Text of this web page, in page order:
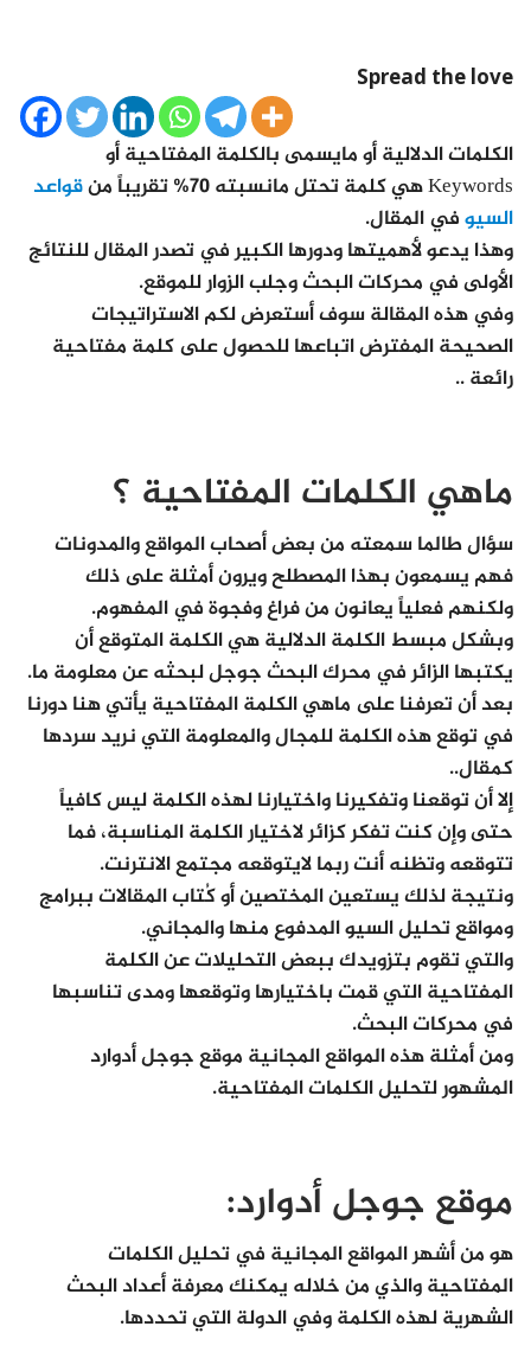
Spread the love
الكلمات الدلالية أو مايسمى بالكلمة المفتاحية أو
Keywords هي كلمة تحتل مانسبته 70% تقريباً من
قواعد
السيوفي المقال.
وهذا يدعو لأهميتها ودورها الكبير في تصدر المقال للنتائج
الأولى في محركات البحث وجلب الزوار للموقع.
وفي هذه المقالة سوف أستعرض لكم الاستراتيجات
الصحيحة المفترض اتباعها للحصول على كلمة مفتاحية
رائعة ..
ماهي الكلمات المفتاحية ؟
سؤال طالما سمعته من بعض أصحاب المواقع والمدونات
فهم يسمعون بهذا المصطلح ويرون أمثلة على ذلك
ولكنهم فعلياً يعانون من فراغ وفجوة في المفهوم.
وبشكل مبسط الكلمة الدلالية هي الكلمة المتوقع أن
يكتبها الزائر في محرك البحث جوجل لبحثه عن معلومة ما.
بعد أن تعرفنا على ماهي الكلمة المفتاحية يأتي هنا دورنا
في توقع هذه الكلمة للمجال والمعلومة التي نريد سردها
كمقال..
إلا أن توقعنا وتفكيرنا واختيارنا لهذه الكلمة ليس كافياً
حتى وإن كنت تفكر كزائر لاختيار الكلمة المناسبة، فما
تتوقعه وتظنه أنت ربما لايتوقعه مجتمع الانترنت.
ونتيجة لذلك يستعين المختصين أو كُتاب المقالات ببرامج
ومواقع تحليل السيو المدفوع منها والمجاني.
والتي تقوم بتزويدك ببعض التحليلات عن الكلمة
المفتاحية التي قمت باختيارها وتوقعها ومدى تناسبها
في محركات البحث.
ومن أمثلة هذه المواقع المجانية موقع جوجل أدوارد
المشهور لتحليل الكلمات المفتاحية.
موقع جوجل أدوارد:
هو من أشهر المواقع المجانية في تحليل الكلمات
المفتاحية والذي من خلاله يمكنك معرفة أعداد البحث
الشهرية لهذه الكلمة وفي الدولة التي تحددها.